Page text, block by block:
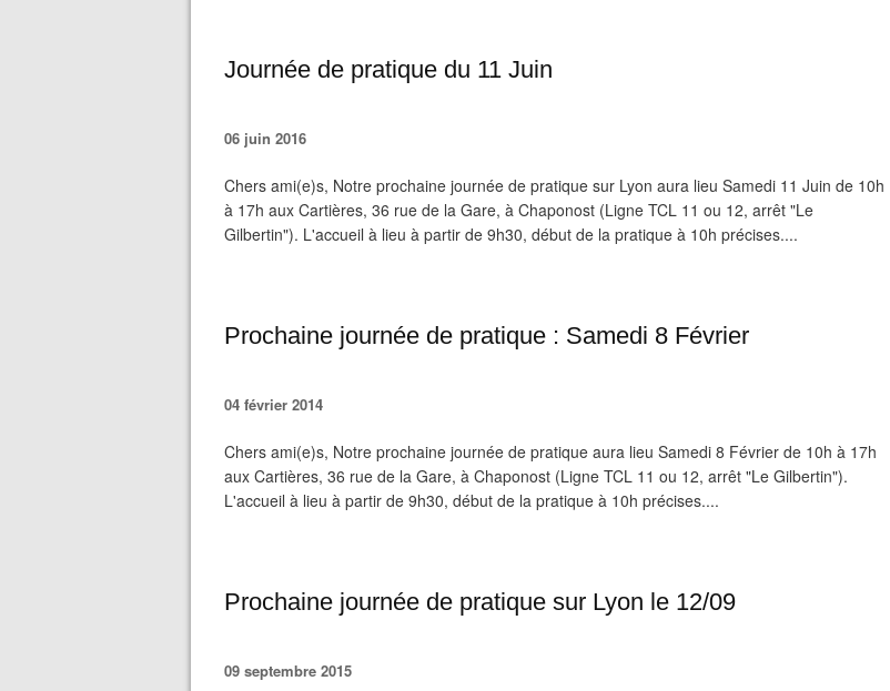
Journée de pratique du 11 Juin
06 juin 2016
Chers ami(e)s, Notre prochaine journée de pratique sur Lyon aura lieu Samedi 11 Juin de 10h
à 17h aux Cartières, 36 rue de la Gare, à Chaponost (Ligne TCL 11 ou 12, arrêt "Le
Gilbertin"). L'accueil à lieu à partir de 9h30, début de la pratique à 10h précises....
Prochaine journée de pratique : Samedi 8 Février
04 février 2014
Chers ami(e)s, Notre prochaine journée de pratique aura lieu Samedi 8 Février de 10h à 17h
aux Cartières, 36 rue de la Gare, à Chaponost (Ligne TCL 11 ou 12, arrêt "Le Gilbertin").
L'accueil à lieu à partir de 9h30, début de la pratique à 10h précises....
Prochaine journée de pratique sur Lyon le 12/09
09 septembre 2015